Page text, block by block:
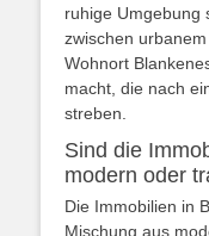
ruhige Umgebung
zwischen
Wohnort
macht, die nach
streben.
Sind die
modern oder
Die Immobilien in
Mischung aus